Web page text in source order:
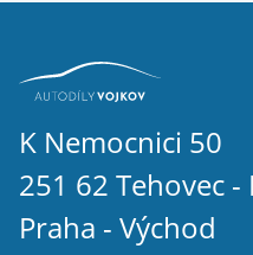
K Nemocnici 50
251 62 Tehovec
Praha - Východ